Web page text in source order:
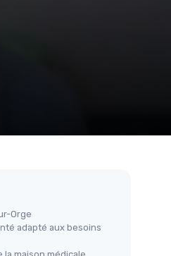
Orge
adapté aux besoins